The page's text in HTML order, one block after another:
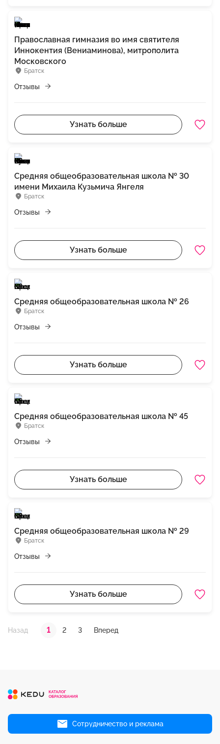
Братск
Православная гимназия во имя святителя
Иннокентия (Вениаминова), митрополита
Московского
Отзывы
Узнать больше
Братск
Средняя общеобразовательная школа № 30
имени Михаила Кузьмича Янгеля
Отзывы
Узнать больше
Братск
Средняя общеобразовательная школа № 26
Отзывы
Узнать больше
Братск
Средняя общеобразовательная школа № 45
Отзывы
Узнать больше
Братск
Средняя общеобразовательная школа № 29
Отзывы
Узнать больше
Назад 1 2 3 Вперед
Сотрудничество и реклама